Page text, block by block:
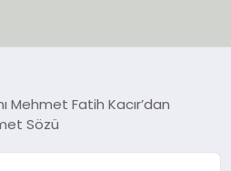
Mehmet Fatih Kacır’dan
Sözü